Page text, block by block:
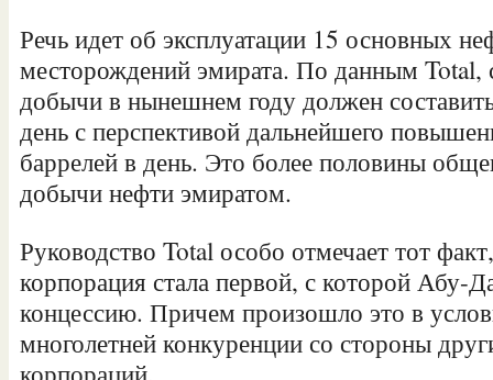
Речь идет об эксплуатации 15 основных
месторождений эмирата. По данным Total,
добычи в нынешнем году должен
день с перспективой дальнейшего
баррелей в день. Это более половины
добычи нефти эмиратом.
Руководство Total особо отмечает тот
корпорация стала первой, с которой Абу-
концессию. Причем произошло это в
многолетней конкуренции со стороны